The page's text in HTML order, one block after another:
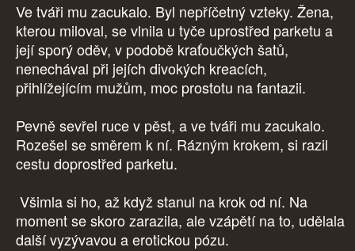
Ve tváři mu zacukalo. Byl nepříčetný vzteky. Žena,
kterou miloval, se vlnila u tyče uprostřed parketu a
její sporý oděv, v podobě kraťoučkých šatů,
nenechával při jejích divokých kreacích,
přihlížejícím mužům, moc prostotu na fantazii.
Pevně sevřel ruce v pěst, a ve tváři mu zacukalo.
Rozešel se směrem k ní. Rázným krokem, si razil
cestu doprostřed parketu.
Všimla si ho, až když stanul na krok od ní. Na
moment se skoro zarazila, ale vzápětí na to, udělala
další vyzývavou a erotickou pózu.